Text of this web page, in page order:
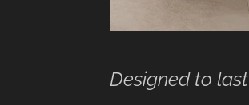
Designed to last